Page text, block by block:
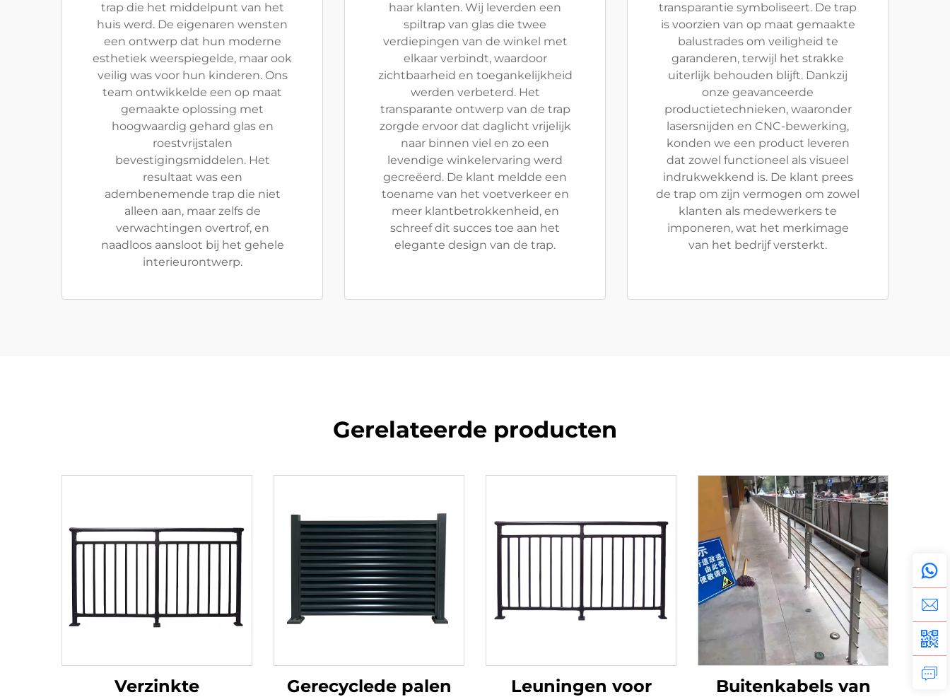
trap die het middelpunt van het
huis werd. De eigenaren wensten
een ontwerp dat hun moderne
esthetiek weerspiegelde, maar ook
veilig was voor hun kinderen. Ons
team ontwikkelde een op maat
gemaakte oplossing met
hoogwaardig gehard glas en
roestvrijstalen
bevestigingsmiddelen. Het
resultaat was een
adembenemende trap die niet
alleen aan, maar zelfs de
verwachtingen overtrof, en
naadloos aansloot bij het gehele
interieurontwerp.
haar klanten. Wij leverden een
spiltrap van glas die twee
verdiepingen van de winkel met
elkaar verbindt, waardoor
zichtbaarheid en toegankelijkheid
werden verbeterd. Het
transparante ontwerp van de trap
zorgde ervoor dat daglicht vrijelijk
naar binnen viel en zo een
levendige winkelervaring werd
gecreëerd. De klant meldde een
toename van het voetverkeer en
meer klantbetrokkenheid, en
schreef dit succes toe aan het
elegante design van de trap.
transparantie symboliseert. De trap
is voorzien van op maat gemaakte
balustrades om veiligheid te
garanderen, terwijl het strakke
uiterlijk behouden blijft. Dankzij
onze geavanceerde
productietechnieken, waaronder
lasersnijden en CNC-bewerking,
konden we een product leveren
dat zowel functioneel als visueel
indrukwekkend is. De klant prees
de trap om zijn vermogen om zowel
klanten als medewerkers te
imponeren, wat het merkimage
van het bedrijf versterkt.
Gerelateerde producten
Verzinkte
Gerecyclede palen
Leuningen voor
Buitenkabels van